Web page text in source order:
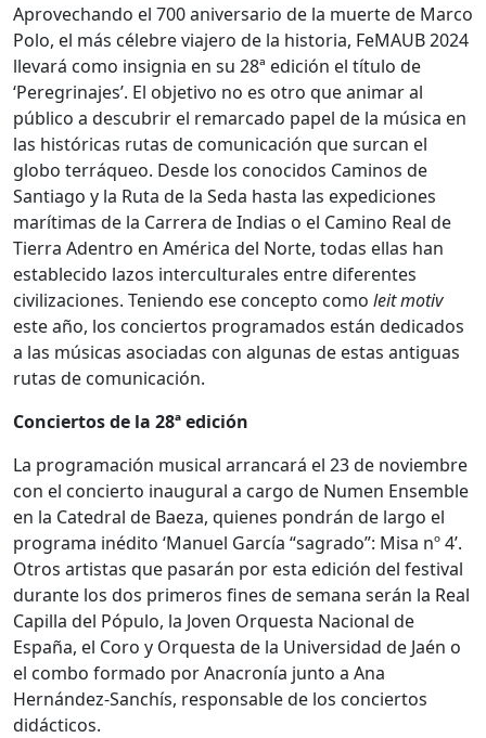
Aprovechando el 700 aniversario de la muerte de Marco
Polo, el más célebre viajero de la historia, FeMAUB 2024
llevará como insignia en su 28ª edición el título de
‘Peregrinajes’. El objetivo no es otro que animar al
público a descubrir el remarcado papel de la música en
las históricas rutas de comunicación que surcan el
globo terráqueo. Desde los conocidos Caminos de
Santiago y la Ruta de la Seda hasta las expediciones
marítimas de la Carrera de Indias o el Camino Real de
Tierra Adentro en América del Norte, todas ellas han
establecido lazos interculturales entre diferentes
civilizaciones. Teniendo ese concepto como leit motiv
este año, los conciertos programados están dedicados
a las músicas asociadas con algunas de estas antiguas
rutas de comunicación.
Conciertos de la 28ª edición
La programación musical arrancará el 23 de noviembre
con el concierto inaugural a cargo de Numen Ensemble
en la Catedral de Baeza, quienes pondrán de largo el
programa inédito ‘Manuel García “sagrado”: Misa nº 4’.
Otros artistas que pasarán por esta edición del festival
durante los dos primeros fines de semana serán la Real
Capilla del Pópulo, la Joven Orquesta Nacional de
España, el Coro y Orquesta de la Universidad de Jaén o
el combo formado por Anacronía junto a Ana
Hernández-Sanchís, responsable de los conciertos
didácticos.